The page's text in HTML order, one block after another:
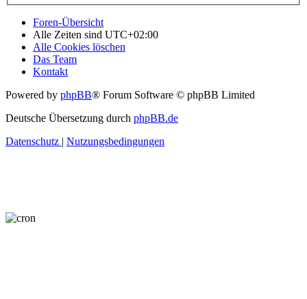
Foren-Übersicht
Alle Zeiten sind UTC+02:00
Alle Cookies löschen
Das Team
Kontakt
Powered by phpBB® Forum Software © phpBB Limited
Deutsche Übersetzung durch phpBB.de
Datenschutz | Nutzungsbedingungen